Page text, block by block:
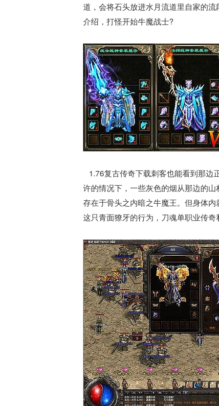
道，会将石头放进水月流道里自家的
介绍，打怪开始牛魔战士?
1.76复古传奇下载刺客也能看到那边
许的情况下，一些灰色的烟从那边的
存在于骨头之内暗之牛魔王。但身体
这只青面獠牙的行为，刀魂单职业传